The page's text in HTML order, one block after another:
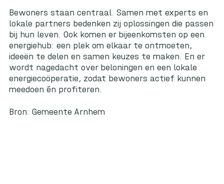
Bewoners staan centraal. Samen met experts en
lokale partners bedenken zij oplossingen die passen
bij hun leven. Ook komen er bijeenkomsten op een
energiehub: een plek om elkaar te ontmoeten,
ideeën te delen en samen keuzes te maken. En er
wordt nagedacht over beloningen en een lokale
energiecoöperatie, zodat bewoners actief kunnen
meedoen én profiteren.
Bron: Gemeente Arnhem